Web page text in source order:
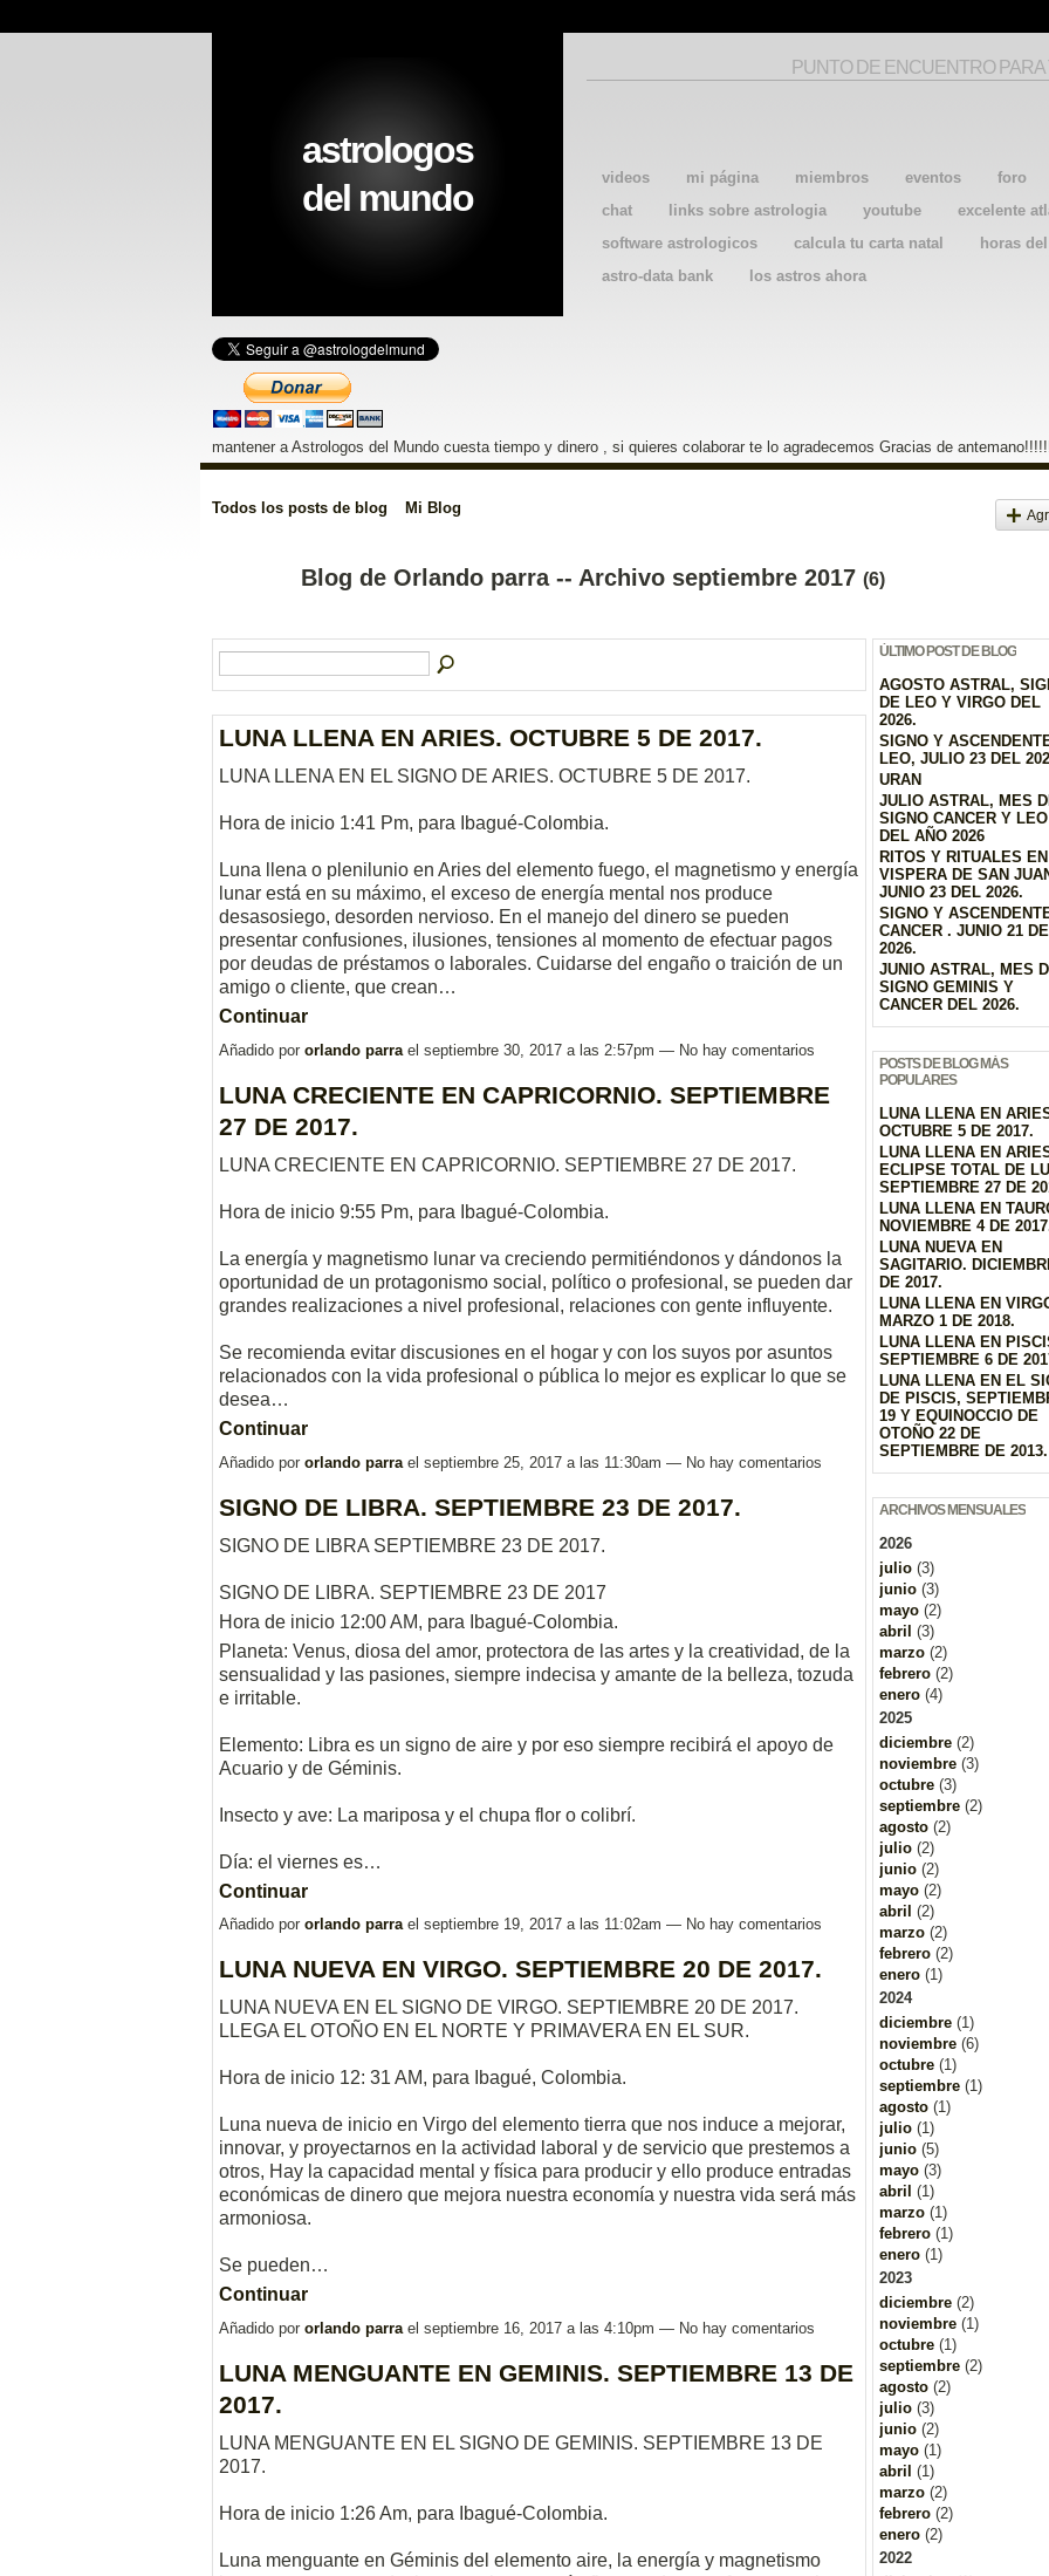
videos mi página miembros eventos foro
chat
links sobre astrologia youtube excelente
software astrologicos
calcula tu carta natal horas
astro-data bank
los astros ahora
astrologos
del mundo
PUNTO DE ENCUENTRO
mantener a Astrologos del Mundo cuesta tiempo y dinero , si quieres colaborar te lo agradecemos Gracias de
Todos los posts de blog Mi Blog
Blog de Orlando parra -- Archivo septiembre 2017 (6)
LUNA LLENA EN ARIES. OCTUBRE 5 DE 2017.
LUNA LLENA EN EL SIGNO DE ARIES. OCTUBRE 5 DE 2017.
Hora de inicio 1:41 Pm, para Ibagué-Colombia.
Luna llena o plenilunio en Aries del elemento fuego, el magnetismo y energía
lunar está en su máximo, el exceso de energía mental nos produce
desasosiego, desorden nervioso. En el manejo del dinero se pueden
presentar confusiones, ilusiones, tensiones al momento de efectuar pagos
por deudas de préstamos o laborales. Cuidarse del engaño o traición de un
amigo o cliente, que crean…
Continuar
Añadido por orlando parra el septiembre 30, 2017 a las 2:57pm — No hay comentarios
LUNA CRECIENTE EN CAPRICORNIO. SEPTIEMBRE
27 DE 2017.
LUNA CRECIENTE EN CAPRICORNIO. SEPTIEMBRE 27 DE 2017.
Hora de inicio 9:55 Pm, para Ibagué-Colombia.
La energía y magnetismo lunar va creciendo permitiéndonos y dándonos la
oportunidad de un protagonismo social, político o profesional, se pueden dar
grandes realizaciones a nivel profesional, relaciones con gente influyente.
Se recomienda evitar discusiones en el hogar y con los suyos por asuntos
relacionados con la vida profesional o pública lo mejor es explicar lo que se
desea…
Continuar
Añadido por orlando parra el septiembre 25, 2017 a las 11:30am — No hay comentarios
SIGNO DE LIBRA. SEPTIEMBRE 23 DE 2017.
SIGNO DE LIBRA SEPTIEMBRE 23 DE 2017.
SIGNO DE LIBRA. SEPTIEMBRE 23 DE 2017
Hora de inicio 12:00 AM, para Ibagué-Colombia.
Planeta: Venus, diosa del amor, protectora de las artes y la creatividad, de la
sensualidad y las pasiones, siempre indecisa y amante de la belleza, tozuda
e irritable.
Elemento: Libra es un signo de aire y por eso siempre recibirá el apoyo de
Acuario y de Géminis.
Insecto y ave: La mariposa y el chupa flor o colibrí.
Día: el viernes es…
Continuar
Añadido por orlando parrael septiembre 19, 2017 a las 11:02am — No hay comentarios
LUNA NUEVA EN VIRGO. SEPTIEMBRE 20 DE 2017.
LUNA NUEVA EN EL SIGNO DE VIRGO. SEPTIEMBRE 20 DE 2017.
LLEGA EL OTOÑO EN EL NORTE Y PRIMAVERA EN EL SUR.
Hora de inicio 12: 31 AM, para Ibagué, Colombia.
Luna nueva de inicio en Virgo del elemento tierra que nos induce a mejorar,
innovar, y proyectarnos en la actividad laboral y de servicio que prestemos a
otros, Hay la capacidad mental y física para producir y ello produce entradas
económicas de dinero que mejora nuestra economía y nuestra vida será más
armoniosa.
Se pueden…
Continuar
Añadido por orlando parrael septiembre 16, 2017 a las 4:10pm — No hay comentarios
LUNA MENGUANTE EN GEMINIS. SEPTIEMBRE 13 DE
2017.
LUNA MENGUANTE EN EL SIGNO DE GEMINIS. SEPTIEMBRE 13 DE
2017.
Hora de inicio 1:26 Am, para Ibagué-Colombia.
Luna menguante en Géminis del elemento aire, la energía y magnetismo
ÚLTIMO POST DE BLOG
AGOSTO ASTRAL,
DE LEO Y VIRGO DEL
2026.
SIGNO Y
LEO, JULIO 23 DEL
URAN
JULIO ASTRAL, MES
SIGNO CANCER Y LEO
DEL AÑO 2026
RITOS Y RITUALES
VISPERA DE SAN
JUNIO 23 DEL 2026.
SIGNO Y
CANCER . JUNIO 21
2026.
JUNIO ASTRAL, MES
SIGNO GEMINIS Y
CANCER DEL 2026.
POSTS DE BLOG MÁS
POPULARES
LUNA LLENA EN
OCTUBRE 5 DE 2017.
LUNA LLENA EN
ECLIPSE TOTAL DE
SEPTIEMBRE 27 DE
LUNA LLENA EN
NOVIEMBRE 4 DE
LUNA NUEVA EN
SAGITARIO.
DE 2017.
LUNA LLENA EN
MARZO 1 DE 2018.
LUNA LLENA EN
SEPTIEMBRE 6 DE
LUNA LLENA EN EL
DE PISCIS,
19 Y EQUINOCCIO DE
OTOÑO 22 DE
SEPTIEMBRE DE 2013.
ARCHIVOS MENSUALES
2026
julio (3)
junio (3)
mayo (2)
abril (3)
marzo (2)
febrero (2)
enero (4)
2025
diciembre (2)
noviembre (3)
octubre (3)
septiembre (2)
agosto (2)
julio (2)
junio (2)
mayo (2)
abril (2)
marzo (2)
febrero (2)
enero (1)
2024
diciembre (1)
noviembre (6)
octubre (1)
septiembre (1)
agosto (1)
julio (1)
junio (5)
mayo (3)
abril (1)
marzo (1)
febrero (1)
enero (1)
2023
diciembre (2)
noviembre (1)
octubre (1)
septiembre (2)
agosto (2)
julio (3)
junio (2)
mayo (1)
abril (1)
marzo (2)
febrero (2)
enero (2)
2022